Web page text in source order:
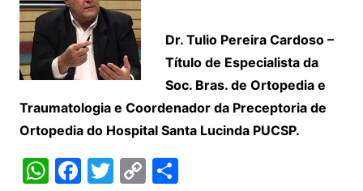
Dr. Tulio Pereira Cardoso –
Título de Especialista da
Soc. Bras. de Ortopedia e
Traumatologia e Coordenador da Preceptoria de
Ortopedia do Hospital Santa Lucinda PUCSP.
W F T C S